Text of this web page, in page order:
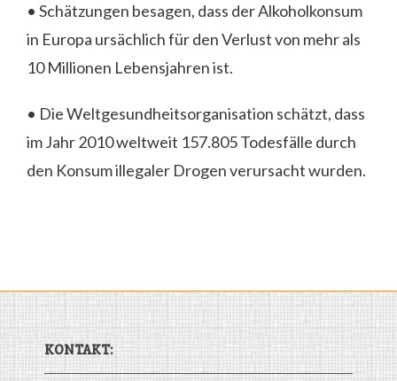
• Schätzungen besagen, dass der Alkoholkonsum
in Europa ursächlich für den Verlust von mehr als
10 Millionen Lebensjahren ist.
• Die Weltgesundheitsorganisation schätzt, dass
im Jahr 2010 weltweit 157.805 Todesfälle durch
den Konsum illegaler Drogen verursacht wurden.
KONTAKT: